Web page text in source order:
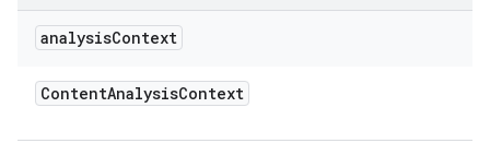
analysisContext
ContentAnalysisContext